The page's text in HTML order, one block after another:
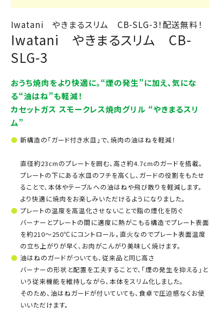
Iwatani やきまるスリム CB-SLG-3！配送無料！
Iwatani やきまるスリム CB-
SLG-3
おうち焼肉をより快適に。“煙の発生”に加え、気にな
る“油はね”も軽減！
カセットガス スモークレス焼肉グリル “やきまるスリ
ム”
新構造の「ガード付き水皿」で、焼肉の油はねを軽減！
直径約23cmのプレートを囲む、高さ約4.7cmのガードを搭載。
プレートの下にある水皿のフチを高くし、ガードの役割をもたせ
ることで、本体やテーブルへの油はねや飛び散りを軽減します。
より快適に焼肉をお楽しみいただけるようになりました。
プレートの温度を高温化させないことで脂の煙化を防ぐ
バーナーとプレートの間に適度に熱がこもる構造でプレート表面
を約210～250℃にコントロール。直火なのでプレート表面温度
の立ち上がりが早く、お肉がこんがり美味しく焼けます。
油はねのガードがついても、従来品と同じ高さ
バーナーの形状と配置を工夫することで、「煙の発生を抑える」と
いう従来機能を維持しながら、本体をスリム化しました。
そのため、油はねガードが付いていても、食卓で圧迫感なくお使
いいただけます。